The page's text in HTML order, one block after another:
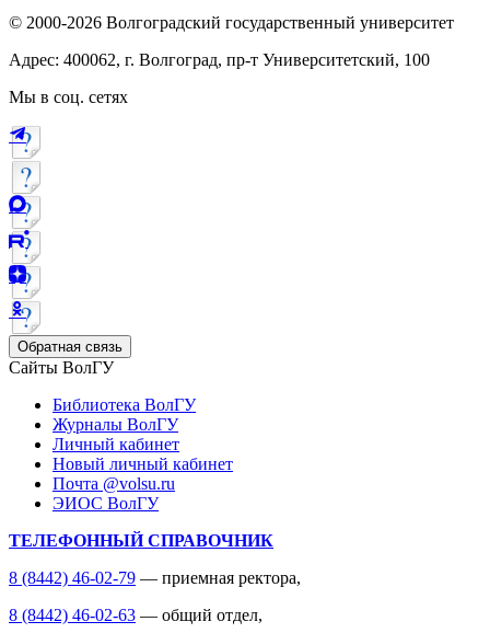
© 2000-2026 Волгоградский государственный университет
Адрес: 400062, г. Волгоград, пр-т Университетский, 100
Мы в соц. сетях
Обратная связь
Сайты ВолГУ
Библиотека ВолГУ
Журналы ВолГУ
Личный кабинет
Новый личный кабинет
Почта @volsu.ru
ЭИОС ВолГУ
ТЕЛЕФОННЫЙ СПРАВОЧНИК
8 (8442) 46-02-79 — приемная ректора,
8 (8442) 46-02-63 — общий отдел,